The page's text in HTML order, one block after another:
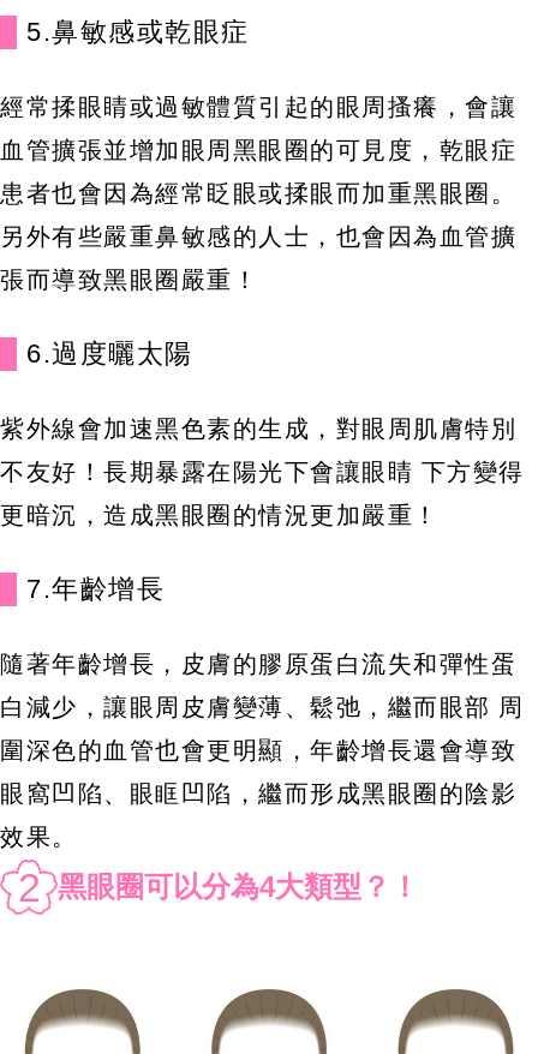
5.鼻敏感或乾眼症
經常揉眼睛或過敏體質引起的眼周搔癢，會讓
血管擴張並增加眼周黑眼圈的可見度，乾眼症
患者也會因為經常眨眼或揉眼而加重黑眼圈。
另外有些嚴重鼻敏感的人士，也會因為血管擴
張而導致黑眼圈嚴重！
6.過度曬太陽
紫外線會加速黑色素的生成，對眼周肌膚特別
不友好！長期暴露在陽光下會讓眼睛 下方變得
更暗沉，造成黑眼圈的情況更加嚴重！
7.年齡增長
隨著年齡增長，皮膚的膠原蛋白流失和彈性蛋
白減少，讓眼周皮膚變薄、鬆弛，繼而眼部 周
圍深色的血管也會更明顯，年齡增長還會導致
眼窩凹陷、眼眶凹陷，繼而形成黑眼圈的陰影
效果。
2 黑眼圈可以分為4大類型？！